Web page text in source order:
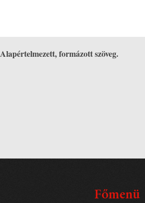
Alapértelmezett, formázott szöveg.
Főmenü